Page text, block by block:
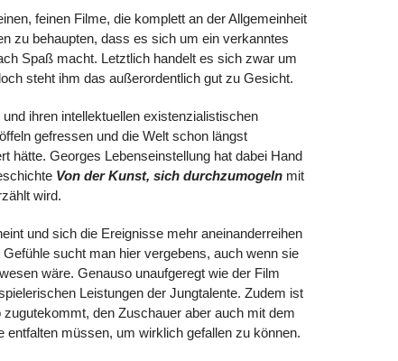
feinen Filme, die komplett an der Allgemeinheit
zu behaupten, dass es sich um ein verkanntes
Spaß macht. Letztlich handelt es sich zwar um
steht ihm das außerordentlich gut zu Gesicht.
ihren intellektuellen existenzialistischen
gefressen und die Welt schon längst
hätte. Georges Lebenseinstellung hat dabei Hand
Von der Kunst, sich durchzumogeln mit
wird.
und sich die Ereignisse mehr aneinanderreihen
sucht man hier vergebens, auch wenn sie
wäre. Genauso unaufgeregt wie der Film
Leistungen der Jungtalente. Zudem ist
den Zuschauer aber auch mit dem
müssen, um wirklich gefallen zu können.